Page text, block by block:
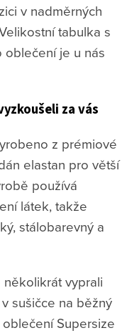
v nadměrných
tabulka s
oblečení je u nás
za vás
z prémiové
elastan pro větší
používá
látek, takže
stálobarevný a
vyprali
sušičce na běžný
Supersize